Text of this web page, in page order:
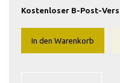
Kostenloser B-Post-
In den Warenkorb